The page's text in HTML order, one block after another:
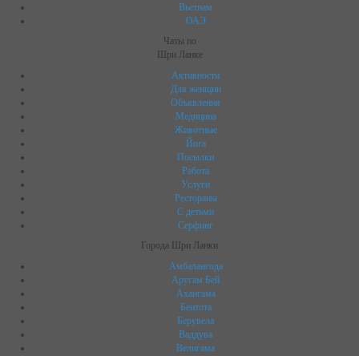
Вьетнам
ОАЭ
Чаты по
Шри Ланке
Активности
Для женщин
Объявления
Медицина
Животные
Йога
Посылки
Работа
Услуги
Рестораны
C детьми
Серфинг
Города Шри Ланки
Амбалангода
Аругам Бей
Ахангама
Бентота
Берувела
Ваддува
Велигама